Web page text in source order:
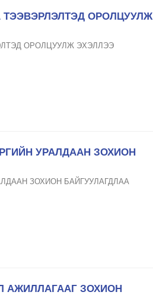
ОРОЛЦУУЛЖ
ОРОЛЦУУЛЖ ЭХЭЛЛЭЭ
УРАЛДААН ЗОХИОН
ЗОХИОН БАЙГУУЛАГДЛАА
АЖИЛЛАГААГ ЗОХИОН